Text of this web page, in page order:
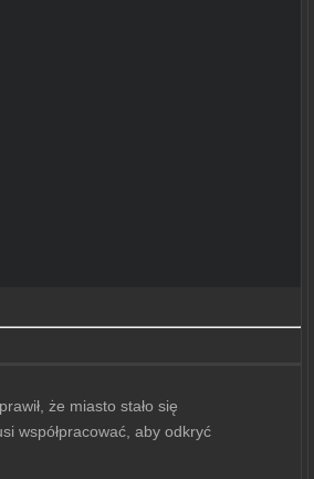
że miasto stało się
współpracować, aby odkryć